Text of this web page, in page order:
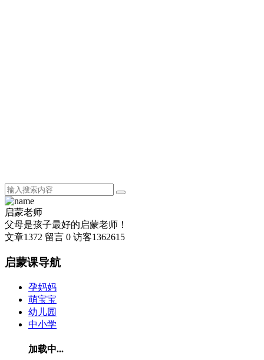
启蒙老师
父母是孩子最好的启蒙老师！
文章1372 留言 0 访客1362615
启蒙课导航
孕妈妈
萌宝宝
幼儿园
中小学
加载中...